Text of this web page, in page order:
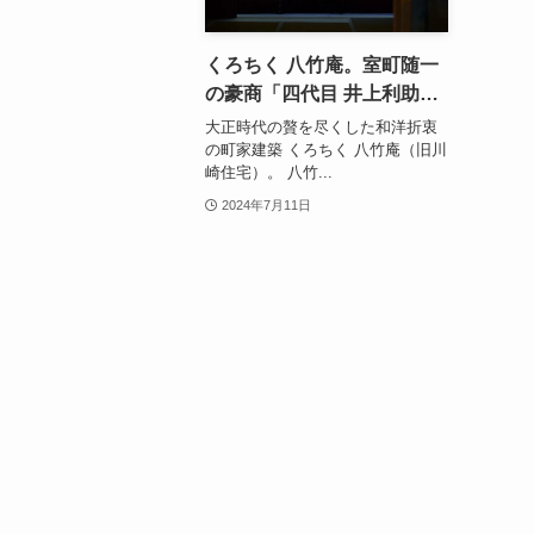
くろちく 八竹庵。室町随一
の豪商「四代目 井上利助」
が贅の限りを尽くした旧川
崎家住宅｜京都市中京区
大正時代の贅を尽くした和洋折衷
の町家建築 くろちく 八竹庵（旧川
崎住宅）。 八竹...
2024年7月11日